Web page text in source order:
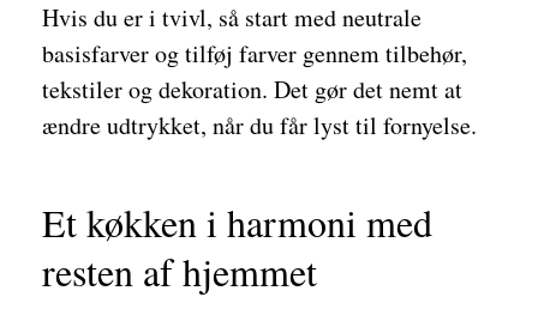
Hvis du er i tvivl, så start med neutrale
basisfarver og tilføj farver gennem tilbehør,
tekstiler og dekoration. Det gør det nemt at
ændre udtrykket, når du får lyst til fornyelse.
Et køkken i harmoni med
resten af hjemmet